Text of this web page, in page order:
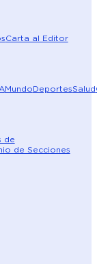
Carta al Editor
MundoDeportesSalud
de
de Secciones